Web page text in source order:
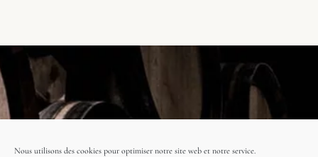
Nous utilisons des cookies pour optimiser notre site web et notre service.